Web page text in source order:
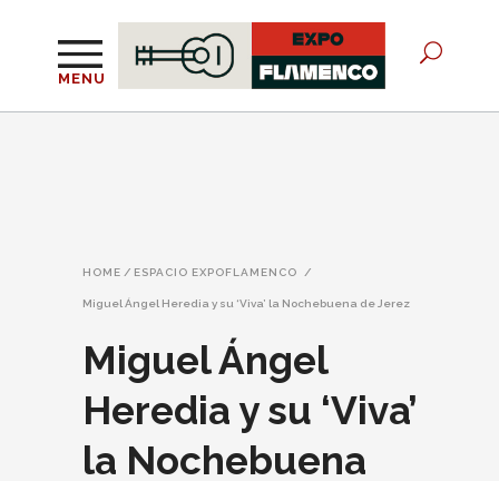
MENU
HOME / ESPACIO EXPOFLAMENCO /
Miguel Ángel Heredia y su ‘Viva’ la Nochebuena de Jerez
Miguel Ángel
Heredia y su ‘Viva’
la Nochebuena